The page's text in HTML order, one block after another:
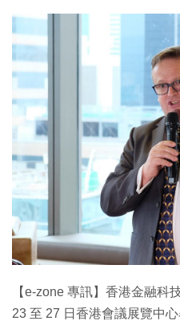
遊戲動漫
教學評測
EduTech
IT Times
生成式AI與雲端應用
Enterprise Digital
特集
【e-zone 專訊】香港金融科
23 至 27 日香港會議展覽中